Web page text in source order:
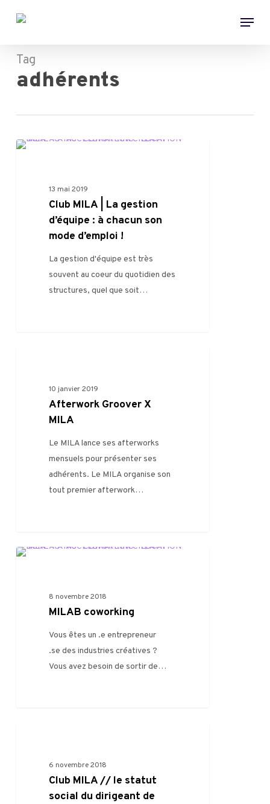
content
Menu
Tag
adhérents
13 mai 2019
Club MILA | La gestion
d’équipe : à chacun son
mode d’emploi !
La gestion d'équipe est très
souvent au coeur du quotidien des
structures, quel que soit…
10 janvier 2019
Afterwork Groover X
MILA
Le MILA lance ses afterworks
mensuels pour présenter ses
adhérents. Le MILA organise son
tout premier afterwork…
8 novembre 2018
MILAB coworking
Vous êtes un .e entrepreneur
.se des industries créatives ?
Vous avez besoin de sortir de…
6 novembre 2018
Club MILA // le statut
social du dirigeant de